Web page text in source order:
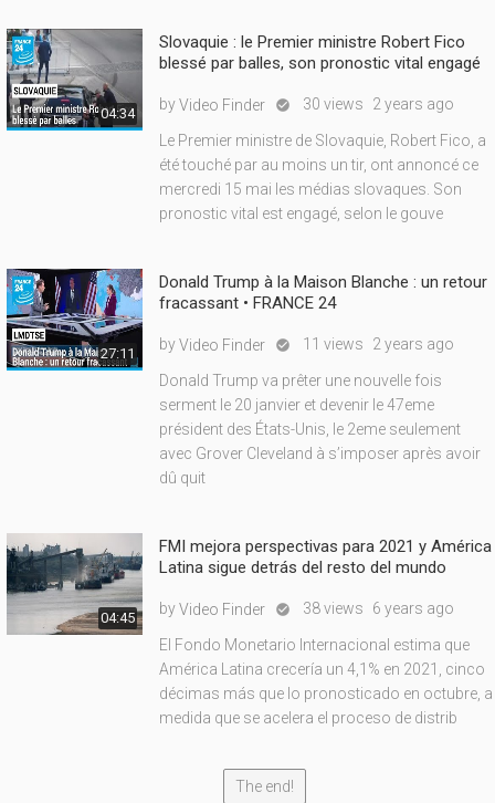
04:34
Slovaquie : le Premier ministre Robert Fico
blessé par balles, son pronostic vital engagé
byVideo Finder  30 views 2 years ago
Le Premier ministre de Slovaquie, Robert Fico, a
été touché par au moins un tir, ont annoncé ce
mercredi 15 mai les médias slovaques. Son
pronostic vital est engagé, selon le gouve
27:11
Donald Trump à la Maison Blanche : un retour
fracassant • FRANCE 24
byVideo Finder  11 views 2 years ago
Donald Trump va prêter une nouvelle fois
serment le 20 janvier et devenir le 47eme
président des États-Unis, le 2eme seulement
avec Grover Cleveland à s’imposer après avoir
dû quit
04:45
FMI mejora perspectivas para 2021 y América
Latina sigue detrás del resto del mundo
byVideo Finder  38 views 6 years ago
El Fondo Monetario Internacional estima que
América Latina crecería un 4,1% en 2021, cinco
décimas más que lo pronosticado en octubre, a
medida que se acelera el proceso de distrib
The end!